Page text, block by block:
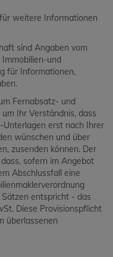
weitere Informationen
sind Angaben vom
und
für Informationen,
Fernabsatz- und
Ihr Verständnis, dass
Unterlagen erst nach Ihrer
wünschen und über
zusenden können. Der
sofern im Angebot
Abschlussfall eine
entspricht - das
Diese Provisionspflicht
überlassenen